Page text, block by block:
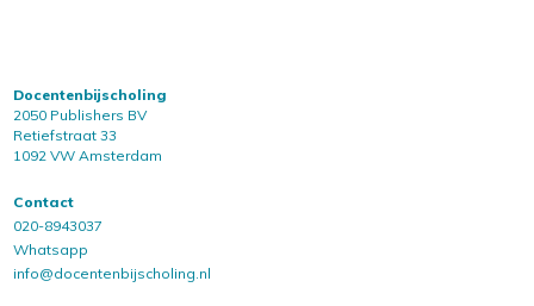
Docentenbijscholing
2050 Publishers BV
Retiefstraat 33
1092 VW Amsterdam
Contact
020-8943037
Whatsapp
info@docentenbijscholing.nl